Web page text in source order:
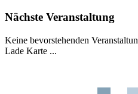
Nächste Veranstaltung
Keine bevorstehenden
Lade Karte ...